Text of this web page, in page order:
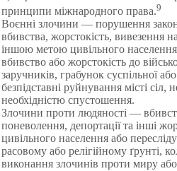
принципи міжнародного права.9
Воєнні злочини — порушення
вбивства, жорстокість, вивезення
іншою метою цивільного населення
вбивство або жорстокість до
заручників, грабунок суспільної
безпідставні руйнування місті сіл,
необхідністю спустошення.
Злочини проти людяності —
поневолення, депортації та інші
цивільного населення або
расовому або релігійному ґрунті,
виконання злочинів проти миру